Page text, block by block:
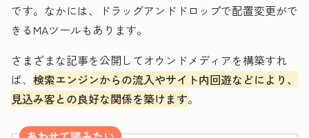
です。なかには、ドラッグアンドドロップで配置変更がで
きるMAツールもあります。
さまざまな記事を公開してオウンドメディアを構築すれ
ば、 検索エンジンからの流入やサイト内回遊などにより、
見込み客との良好な関係を築けます。